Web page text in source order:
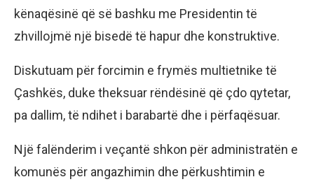
kënaqësinë që së bashku me Presidentin të
zhvillojmë një bisedë të hapur dhe konstruktive.
Diskutuam për forcimin e frymës multietnike të
Çashkës, duke theksuar rëndësinë që çdo qytetar,
pa dallim, të ndihet i barabartë dhe i përfaqësuar.
Një falënderim i veçantë shkon për administratën e
komunës për angazhimin dhe përkushtimin e